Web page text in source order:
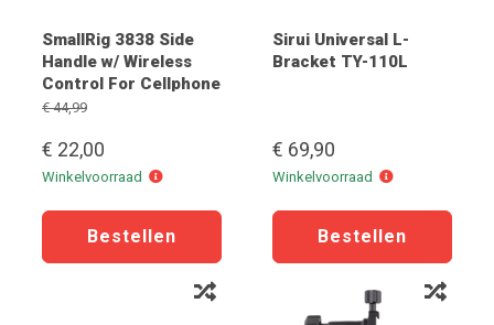
SmallRig 3838 Side
Handle w/ Wireless
Control For Cellphone
op=op
€ 44,99
€ 22,00
Winkelvoorraad Winkelvoorraad
Sirui Universal L-
Bracket TY-110L
€ 69,90
Winkelvoorraad Winkelvoorraad